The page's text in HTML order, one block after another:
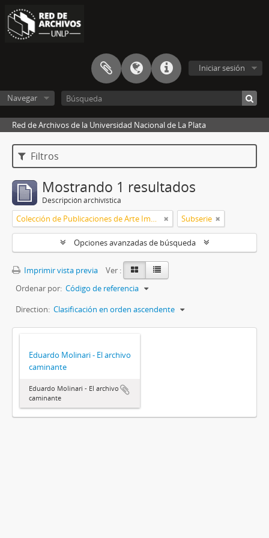
Iniciar sesión
Navegar
Red de Archivos de la Universidad Nacional de La Plata
Filtros
Mostrando 1 resultados
Descripción archivística
Colección de Publicaciones de Arte Impreso Subserie
Opciones avanzadas de búsqueda
Imprimir vista previa
Ver :
Ordenar por: Código de referencia
Direction: Clasificación en orden ascendente
Eduardo Molinari - El archivo
caminante
Eduardo Molinari - El archivo
caminante